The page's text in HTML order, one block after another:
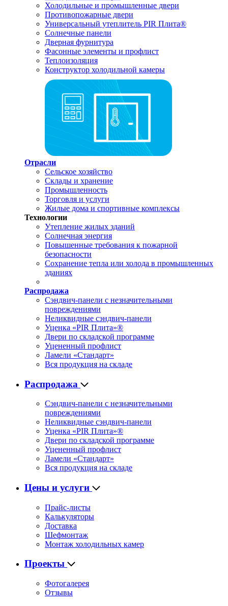
Холодильные и промышленные двери
Противопожарные двери
Универсальный утеплитель PIR Плита®
Солнечные панели
Дверная фурнитура
Фасонные элементы и профлист
Теплоизоляция
Конструктор холодильной камеры
Отрасли
Сельское хозяйство
Склады и хранение
Промышленность
Торговля и услуги
Жилые дома и спортивные комплексы
Технологии
Утепление жилых зданий
Солнечная энергия
Повышенные требования к пожарной
безопасности
Сохранение тепла или холода в промышленных
зданиях
Распродажа
Сэндвич-панели с незначительными
повреждениями
Неликвидные сэндвич-панели
Уценка «PIR Плита»®
Двери по складской программе
Уцененный профлист
Ламели «Стандарт»
Вся продукция на складе
Распродажа
Сэндвич-панели с незначительными
повреждениями
Неликвидные сэндвич-панели
Уценка «PIR Плита»®
Двери по складской программе
Уцененный профлист
Ламели «Стандарт»
Вся продукция на складе
Цены и услуги
Прайс-листы
Калькуляторы
Доставка
Шефмонтаж
Монтаж холодильных камер
Проекты
Фотогалерея
Отзывы